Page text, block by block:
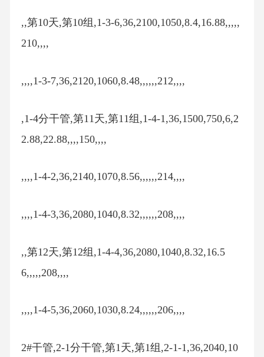
,,第10天,第10组,1-3-6,36,2100,1050,8.4,16.88,,,,,
210,,,,
,,,,1-3-7,36,2120,1060,8.48,,,,,,212,,,,
,1-4分干管,第11天,第11组,1-4-1,36,1500,750,6,2
2.88,22.88,,,,150,,,,
,,,,1-4-2,36,2140,1070,8.56,,,,,,214,,,,
,,,,1-4-3,36,2080,1040,8.32,,,,,,208,,,,
,,第12天,第12组,1-4-4,36,2080,1040,8.32,16.5
6,,,,,208,,,,
,,,,1-4-5,36,2060,1030,8.24,,,,,,206,,,,
2#干管,2-1分干管,第1天,第1组,2-1-1,36,2040,10